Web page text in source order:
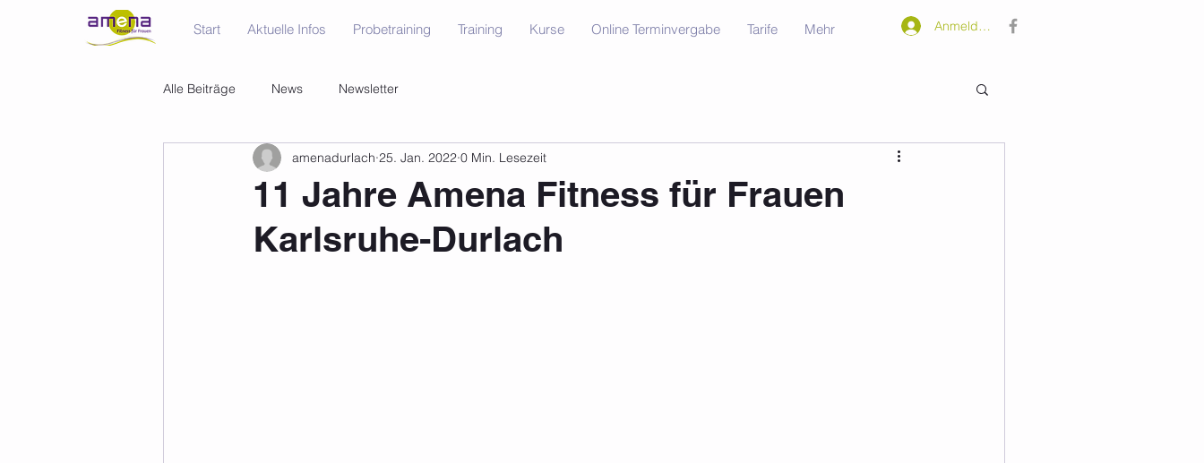
Start Aktuelle Infos Probetraining Training Kurse Online Terminvergabe Tarife Mehr Anmelden
Alle Beiträge News Newsletter
11 Jahre Amena Fitness für Frauen
Karlsruhe-Durlach
amenadurlach 25. Jan. 2022 0 Min. Lesezeit